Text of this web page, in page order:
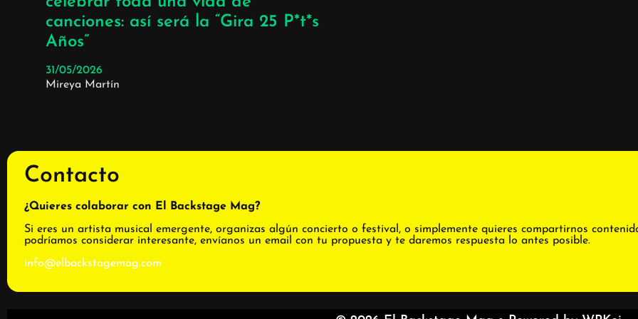
canciones: así será la “Gira 25 P*t*s
Años”
31/05/2026
Mireya Martín
Contacto
¿Quieres colaborar con El Backstage Mag?
Si eres un artista musical emergente, organizas algún concierto o festival, o simplemente quieres compartirnos
podríamos considerar interesante, envíanos un email con tu propuesta y te daremos respuesta lo antes posible.
info@elbackstagemag.com